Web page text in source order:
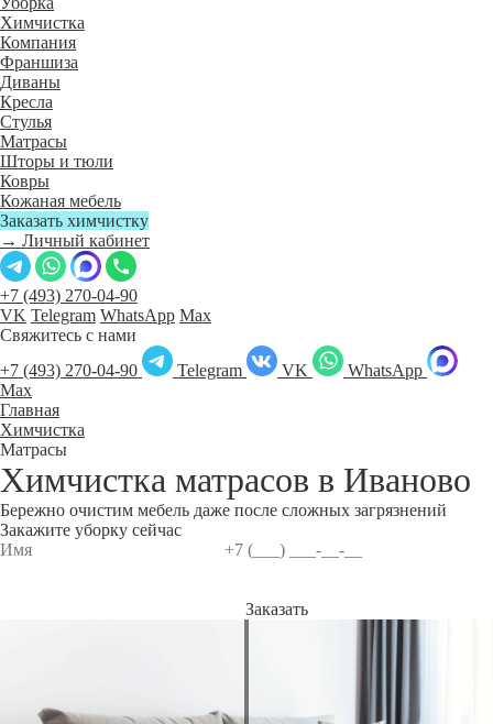
Химчистка
Компания
Франшиза
Диваны
Кресла
Стулья
Матрасы
Шторы и тюли
Ковры
Кожаная мебель
Заказать химчистку
→ Личный кабинет
+7 (493) 270-04-90
VK Telegram WhatsApp Max
Свяжитесь с нами
+7 (493) 270-04-90
Telegram VK
WhatsApp
Max
Главная
Химчистка
Матрасы
Химчистка матрасов в Иваново
Бережно очистим мебель даже после сложных загрязнений
Закажите уборку сейчас
Заказать